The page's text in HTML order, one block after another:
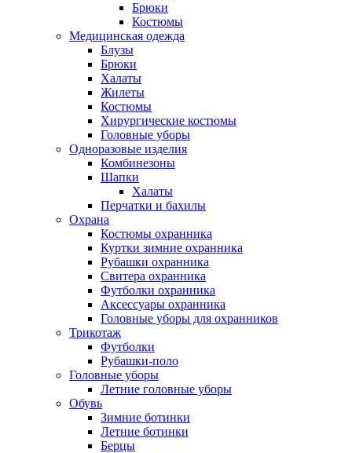
Брюки
Костюмы
Медицинская одежда
Блузы
Брюки
Халаты
Жилеты
Костюмы
Хирургические костюмы
Головные уборы
Одноразовые изделия
Комбинезоны
Шапки
Халаты
Перчатки и бахилы
Охрана
Костюмы охранника
Куртки зимние охранника
Рубашки охранника
Свитера охранника
Футболки охранника
Аксессуары охранника
Головные уборы для охранников
Трикотаж
Футболки
Рубашки-поло
Головные уборы
Летние головные уборы
Обувь
Зимние ботинки
Летние ботинки
Берцы